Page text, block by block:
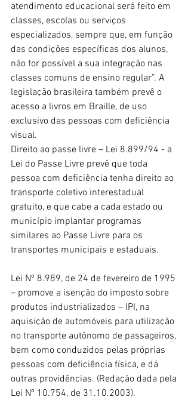
atendimento educacional será feito em
classes, escolas ou serviços
especializados, sempre que, em função
das condições específicas dos alunos,
não for possível a sua integração nas
classes comuns de ensino regular”. A
legislação brasileira também prevê o
acesso a livros em Braille, de uso
exclusivo das pessoas com deficiência
visual.
Direito ao passe livre – Lei 8.899/94 - a
Lei do Passe Livre prevê que toda
pessoa com deficiência tenha direito ao
transporte coletivo interestadual
gratuito, e que cabe a cada estado ou
município implantar programas
similares ao Passe Livre para os
transportes municipais e estaduais.
Lei Nº 8.989, de 24 de fevereiro de 1995
– promove a isenção do imposto sobre
produtos industrializados – IPI, na
aquisição de automóveis para utilização
no transporte autônomo de passageiros,
bem como conduzidos pelas próprias
pessoas com deficiência física, e dá
outras providências. (Redação dada pela
Lei Nº 10.754, de 31.10.2003).